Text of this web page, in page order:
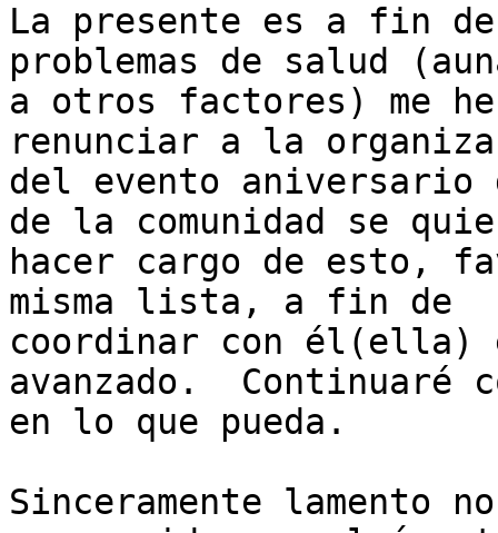
La presente es a fin
problemas de salud
a otros factores) me
renunciar a la
del evento aniversario
de la comunidad se
hacer cargo de esto,
misma lista, a fin de
coordinar con él(ella)
avanzado.  Continuaré
en lo que pueda.
Sinceramente lamento